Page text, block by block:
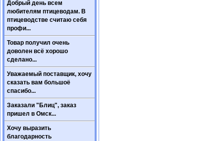
Добрый день всем
любителям птицеводам. В
птицеводстве считаю себя
профи...
Товар получил очень
доволен всё хорошо
сделано...
Уважаемый поставщик, хочу
сказать вам большоё
спасибо...
Заказали "Блиц", заказ
пришел в Омск...
Хочу выразить
благодарность